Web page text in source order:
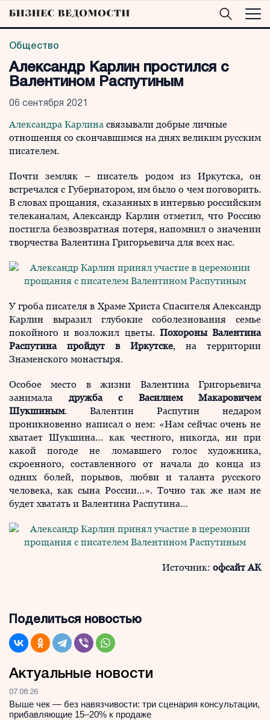
Общество
Александр Карлин простился с
Валентином Распутиным
06 сентября 2021
Александра Карлина связывали добрые личные
отношения со скончавшимся на днях великим русским
писателем.
Почти земляк – писатель родом из Иркутска, он
встречался с Губернатором, им было о чем поговорить.
В словах прощания, сказанных в интервью российским
телеканалам, Александр Карлин отметил, что Россию
постигла безвозвратная потеря, напомнил о значении
творчества Валентина Григорьевича для всех нас.
У гроба писателя в Храме Христа Спасителя Александр
Карлин выразил глубокие соболезнования семье
покойного и возложил цветы. Похороны Валентина
Распутина пройдут в Иркутске, на территории
Знаменского монастыря.
Особое место в жизни Валентина Григорьевича
занимала дружба с Василием Макаровичем
Шукшиным. Валентин Распутин недаром
проникновенно написал о нем: «Нам сейчас очень не
хватает Шукшина… как честного, никогда, ни при
какой погоде не ломавшего голос художника,
скроенного, составленного от начала до конца из
одних болей, порывов, любви и таланта русского
человека, как сына России…». Точно так же нам не
будет хватать и Валентина Раcпутина…
Источник: офсайт АК
Поделиться новостью
Актуальные новости
07.08.26
Выше чек — без навязчивости: три сценария консультации,
прибавляющие 15–20% к продаже